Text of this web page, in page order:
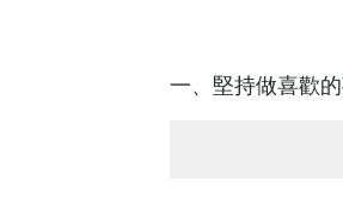
一、堅持做喜歡